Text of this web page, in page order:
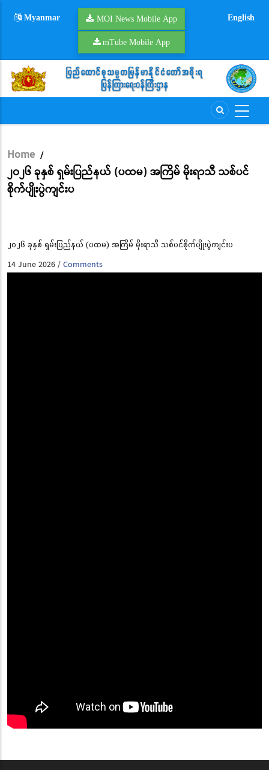
Myanmar MOI News Mobile App
mTube Mobile App
English
Breadcrumb
Home /
၂၀၂၆ ခုနှစ် ရှမ်းပြည်နယ် (ပထမ) အကြိမ် မိုးရာသီ သစ်ပင်
စိုက်ပျိုးပွဲကျင်းပ
၂၀၂၆ ခုနှစ် ရှမ်းပြည်နယ် (ပထမ) အကြိမ် မိုးရာသီ သစ်ပင်စိုက်ပျိုးပွဲကျင်းပ
14 June 2026/Comments